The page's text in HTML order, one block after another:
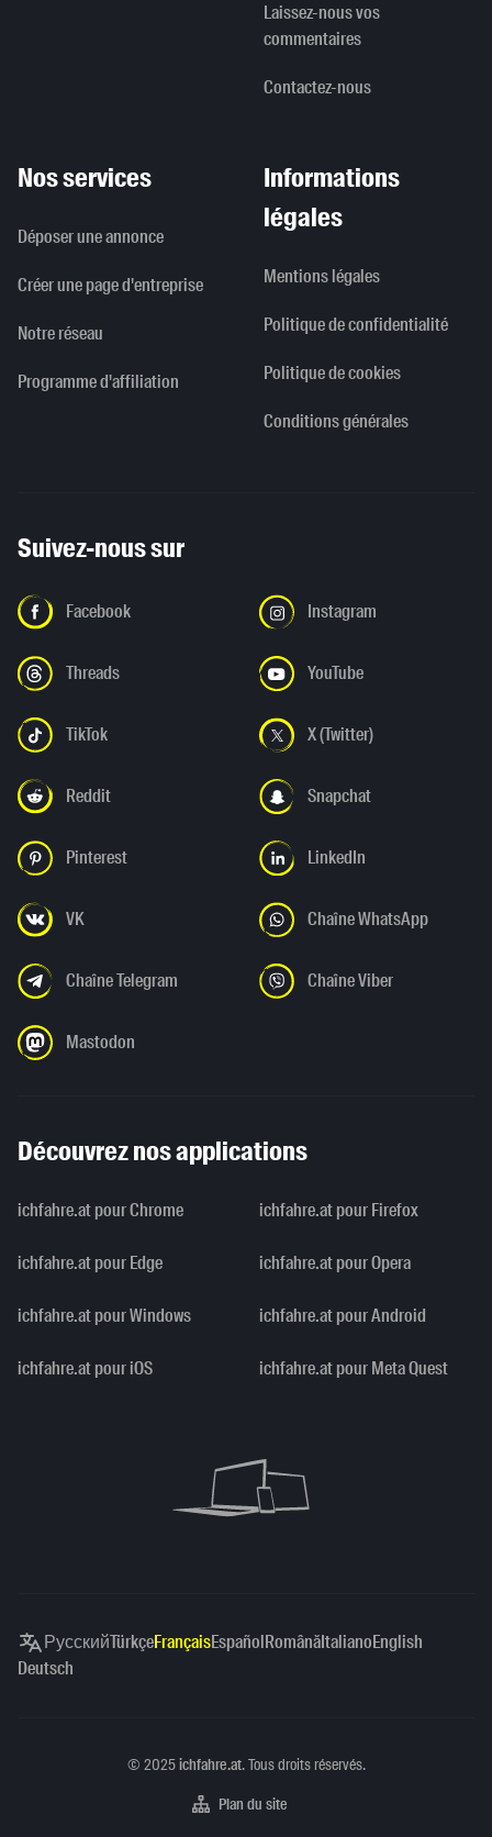
Laissez-nous vos
commentaires
Contactez-nous
Nos services
Déposer une annonce
Créer une page d'entreprise
Notre réseau
Programme d'affiliation
Informations
légales
Mentions légales
Politique de confidentialité
Politique de cookies
Conditions générales
Suivez-nous sur
Facebook Instagram
Threads YouTube
TikTok X (Twitter)
Reddit Snapchat
Pinterest LinkedIn
VK Chaîne WhatsApp
Chaîne Telegram Chaîne Viber
Mastodon
Découvrez nos applications
ichfahre.at pour Chrome ichfahre.at pour Firefox
ichfahre.at pour Edge ichfahre.at pour Opera
ichfahre.at pour Windows ichfahre.at pour Android
ichfahre.at pour iOS ichfahre.at pour Meta Quest
РусскийTürkçeFrançaisEspañolRomânăItalianoEnglish
Deutsch
Copyright
© 2025ichfahre.at. Tous droits réservés.
Plan du site